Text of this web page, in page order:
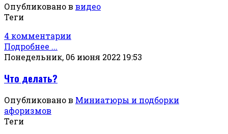
Опубликовано в видео
Теги
4 комментарии
Подробнее ...
Понедельник, 06 июня 2022 19:53
Что делать?
Опубликовано в Миниатюры и подборки
афоризмов
Теги